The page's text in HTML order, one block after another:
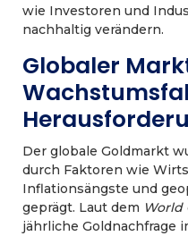
wie Investoren und
nachhaltig verändern.
Globaler
Der globale Goldmarkt
durch Faktoren wie
Inflationsängste und
geprägt. Laut dem World
jährliche Goldnachfrage